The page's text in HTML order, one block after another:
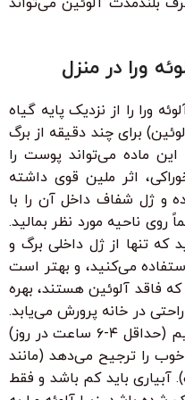
ورا در منزل
ورا را از نزدیک پایه گیاه
برای چند دقیقه از برگ
ماده می‌تواند پوست را
اثر ملین قوی داشته
و ژل شفاف داخل آن را با
روی ناحیه مورد نظر بمالید.
که تنها از ژل داخلی برگ و
می‌کنید، و بهتر است
فاقد آلوئین هستند، بهره
در خانه پرورش می‌یابد.
این گیاه به نور روشن و غیرمستقیم (حداقل ۴-۶ ساعت در روز)
خوب را ترجیح می‌دهد (مانند
باید کم باشد و فقط